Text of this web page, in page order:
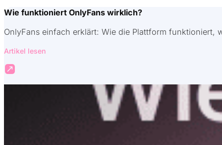
Wie funktioniert OnlyFans wirklich?
OnlyFans einfach erklärt: Wie die Plattform funktioniert,
Artikel lesen